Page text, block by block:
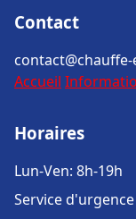
Contact
Accueil
Horaires
Lun-Ven: 8h-19h
Service